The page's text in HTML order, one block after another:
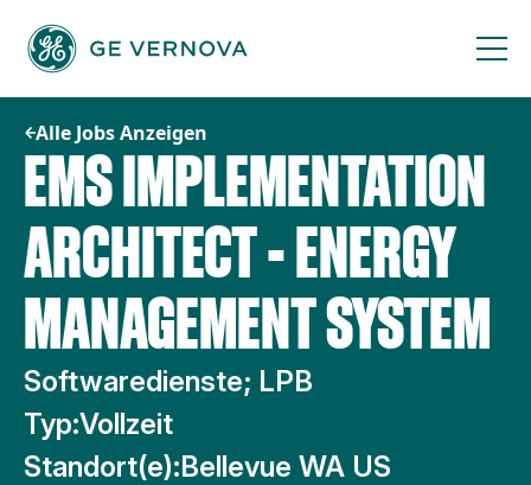
Inhalt
springen
Alle Jobs Anzeigen
EMS IMPLEMENTATION
ARCHITECT - ENERGY
MANAGEMENT SYSTEM
Softwaredienste; LPB
Typ:Vollzeit
Standort(e):Bellevue WA US